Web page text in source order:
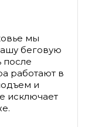
мы
беговую
работают в
и
исключает